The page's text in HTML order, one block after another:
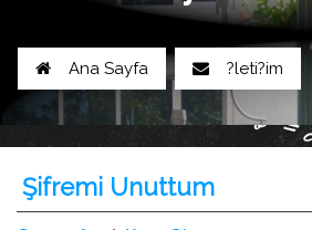
Ana Sayfa ?leti?im
Şifremi Unuttum